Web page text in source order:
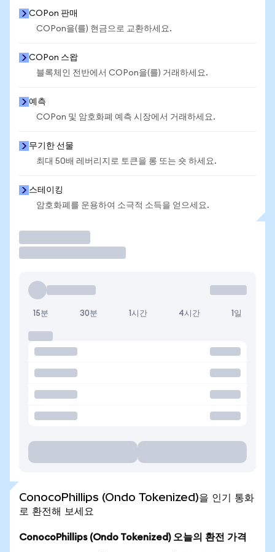
COPon 판매
COPon을(를) 현금으로 교환하세요.
COPon 스왑
블록체인 전반에서 COPon을(를) 거래하세요.
예측
COPon 및 암호화폐 예측 시장에서 거래하세요.
무기한 선물
최대 50배 레버리지로 토큰을 롱 또는 숏 하세요.
스테이킹
암호화폐를 운용하여 소극적 소득을 얻으세요.
15분 30분 1시간 4시간 1일
ConocoPhillips (Ondo Tokenized)을 인기 통화
로 환전해 보세요
ConocoPhillips (Ondo Tokenized) 오늘의 환전 가격